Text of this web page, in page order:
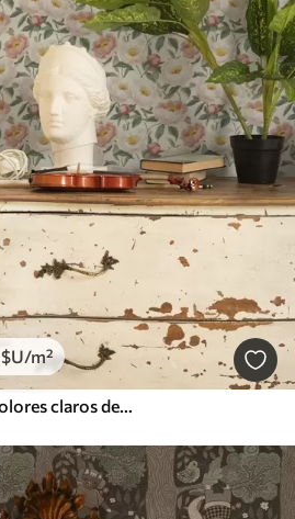
$U/m²
Peonías de acuarela en colores claros de estilo retro